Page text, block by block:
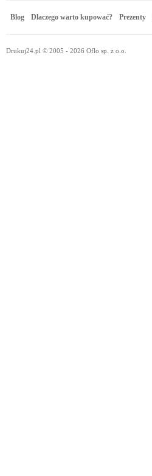
Blog Dlaczego warto kupować? Prezenty
Drukuj24.pl © 2005 - 2026 Oflo sp. z o.o.